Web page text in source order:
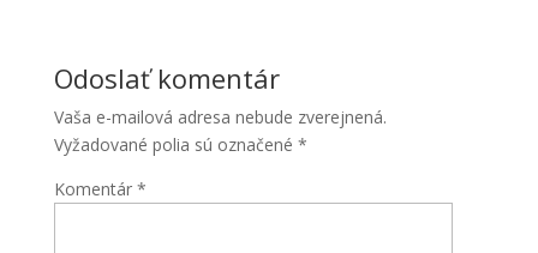
Odoslať komentár
Vaša e-mailová adresa nebude zverejnená.
Vyžadované polia sú označené *
Komentár *